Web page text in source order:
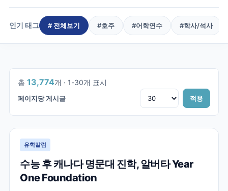
인기 태그 # 전체보기 #호주 #어학연수 #학사/석사
총 13,774개 · 1-30개 표시
페이지당 게시글 적용
1/460
유학칼럼
수능 후 캐나다 명문대 진학, 알버타 Year
One Foundation